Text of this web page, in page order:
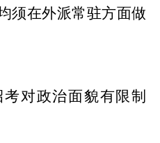
须在外派常驻方面做
对政治面貌有限制